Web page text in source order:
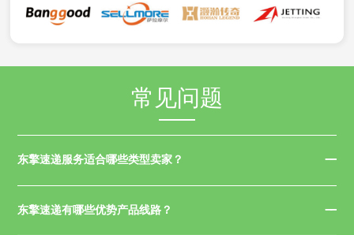
常见问题
东擎速递服务适合哪些类型卖家？
东擎速递有哪些优势产品线路？